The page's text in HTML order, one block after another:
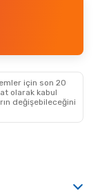
için son 20
olarak kabul
değişebileceğini